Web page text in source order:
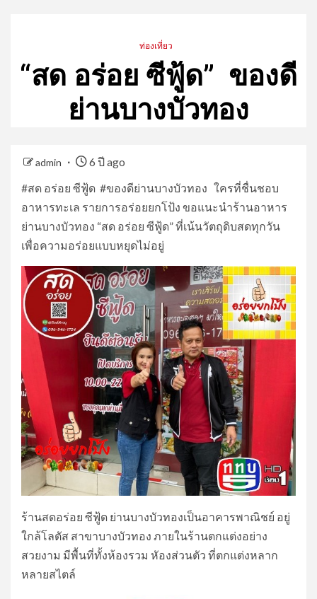
ท่องเที่ยว
“สด อร่อย ซีฟู้ด” ของดี
ย่านบางบัวทอง
admin
6 ปี ago
#สด อร่อย ซีฟู้ด #ของดีย่านบางบัวทอง ใครที่ชื่นชอบ
อาหารทะเล รายการอร่อยยกโป้ง ขอแนะนำร้านอาหาร
ย่านบางบัวทอง “สด อร่อย ซีฟู้ด” ที่เน้นวัตถุดิบสดทุกวัน
เพื่อความอร่อยแบบหยุดไม่อยู่
ร้านสดอร่อย ซีฟู้ด ย่านบางบัวทองเป็นอาคารพาณิชย์ อยู่
ใกล้โลตัส สาขาบางบัวทอง ภายในร้านตกแต่งอย่าง
สวยงาม มีพื้นที่ทั้งห้องรวม หัองส่วนตัว ที่ตกแต่งหลาก
หลายสไตล์